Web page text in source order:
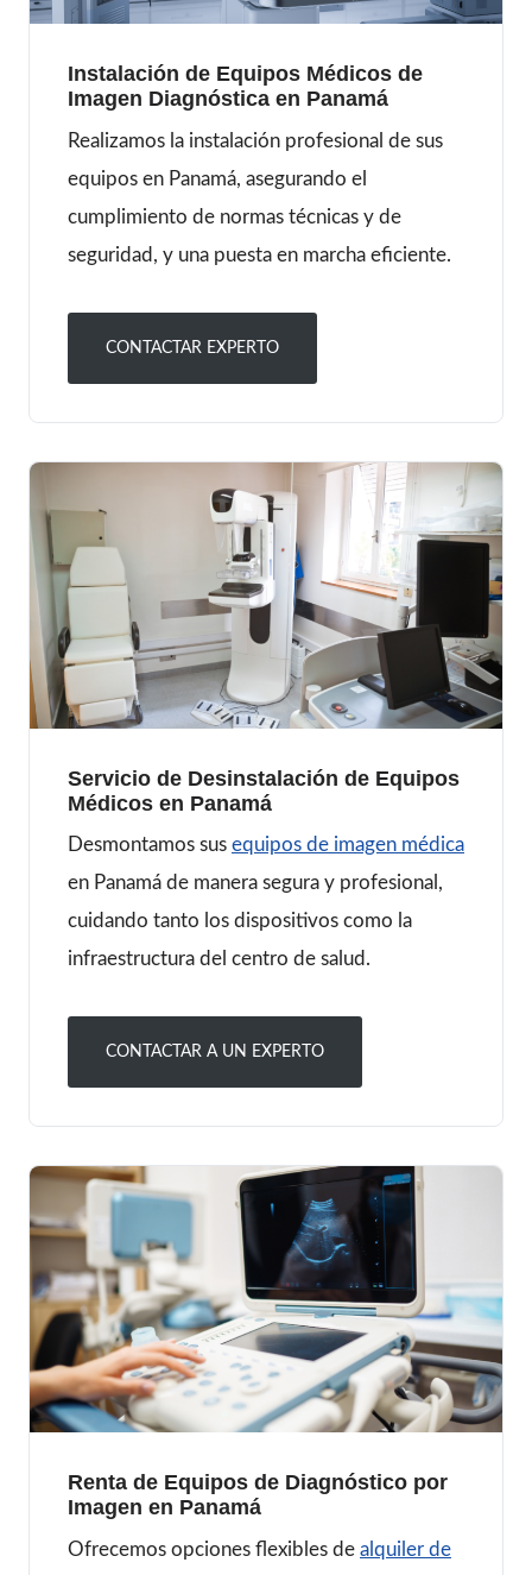
Instalación de Equipos Médicos de
Imagen Diagnóstica en Panamá
Realizamos la instalación profesional de sus
equipos en Panamá, asegurando el
cumplimiento de normas técnicas y de
seguridad, y una puesta en marcha eficiente.
CONTACTAR EXPERTO
Servicio de Desinstalación de Equipos
Médicos en Panamá
Desmontamos sus equipos de imagen médica
en Panamá de manera segura y profesional,
cuidando tanto los dispositivos como la
infraestructura del centro de salud.
CONTACTAR A UN EXPERTO
Renta de Equipos de Diagnóstico por
Imagen en Panamá
Ofrecemos opciones flexibles de alquiler de